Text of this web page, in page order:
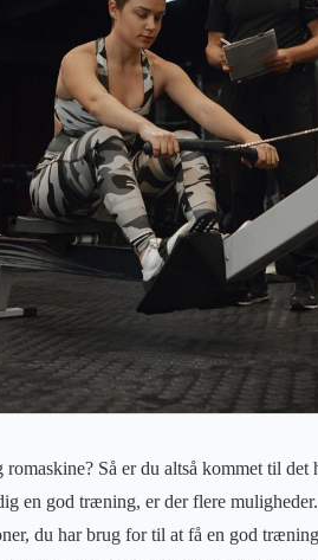
Så er du altså kommet til det
en god træning, er der flere
du har brug for til at få en god